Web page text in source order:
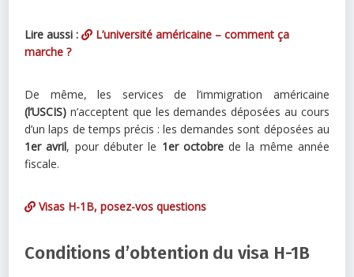
Lire aussi :
L’université américaine – comment ça
marche ?
De même, les services de l’immigration américaine
(l’USCIS) n’acceptent que les demandes déposées au cours
d’un laps de temps précis : les demandes sont déposées au
1er avril, pour débuter le 1er octobrede la même année
fiscale.
Visas H-1B, posez-vos questions
Conditions d’obtention du visa H-1B